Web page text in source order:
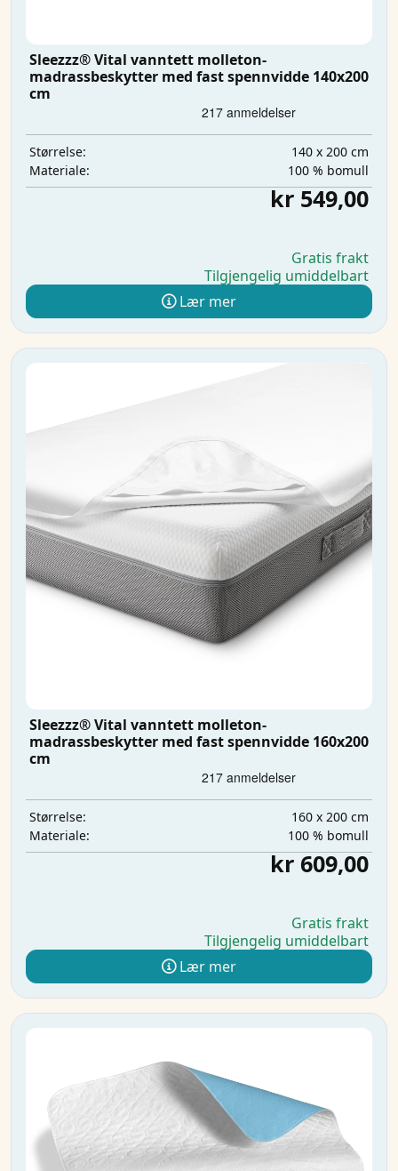
Sleezzz® Vital vanntett molleton-
madrassbeskytter med fast spennvidde 140x200
cm
Størrelse:
140 x 200 cm
Materiale:
100 % bomull
kr 549,00
Gratis frakt
Tilgjengelig umiddelbart
Lær mer
Sleezzz® Vital vanntett molleton-
madrassbeskytter med fast spennvidde 160x200
cm
Størrelse:
160 x 200 cm
Materiale:
100 % bomull
kr 609,00
Gratis frakt
Tilgjengelig umiddelbart
Lær mer